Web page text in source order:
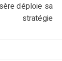
déploie sa
stratégie